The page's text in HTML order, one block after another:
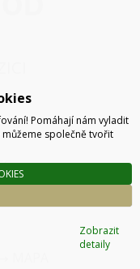
Pomáhají nám vyladit
můžeme společně tvořit
Zobrazit
detaily